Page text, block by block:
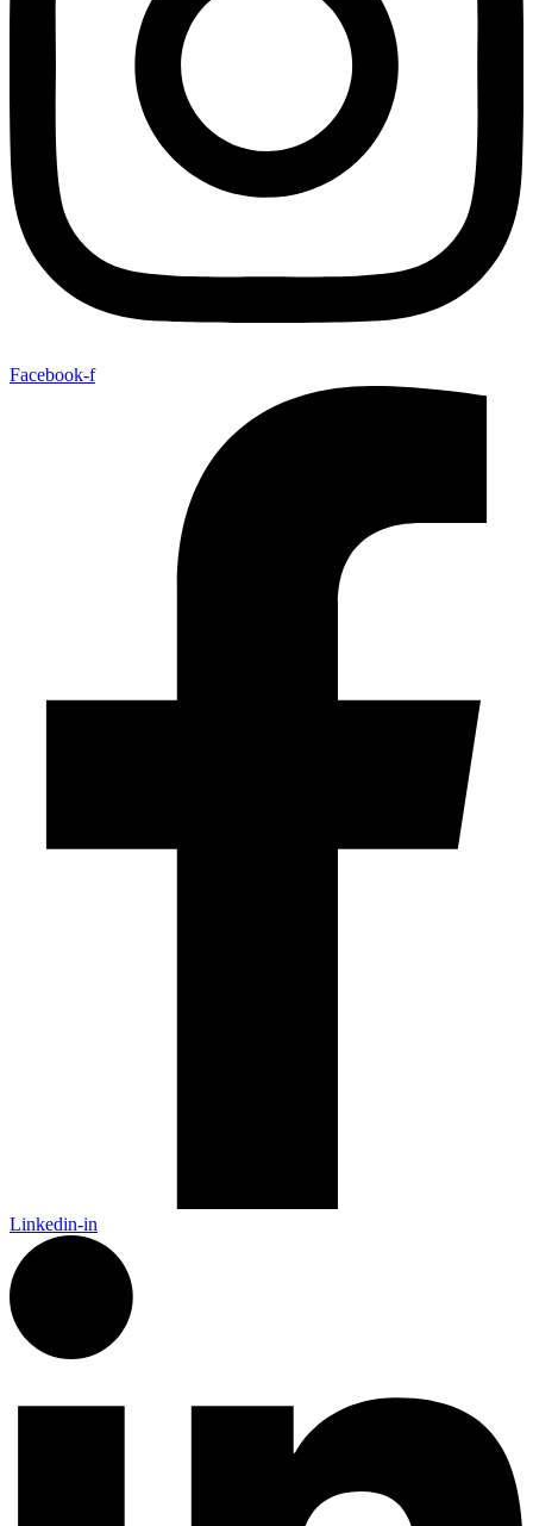
Facebook-f
Linkedin-in